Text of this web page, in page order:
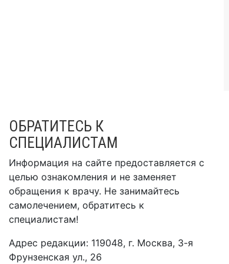
ОБРАТИТЕСЬ К
СПЕЦИАЛИСТАМ
Информация на сайте предоставляется с
целью ознакомления и не заменяет
обращения к врачу. Не занимайтесь
самолечением, обратитесь к
специалистам!
Адрес редакции: 119048, г. Москва, 3-я
Фрунзенская ул., 26